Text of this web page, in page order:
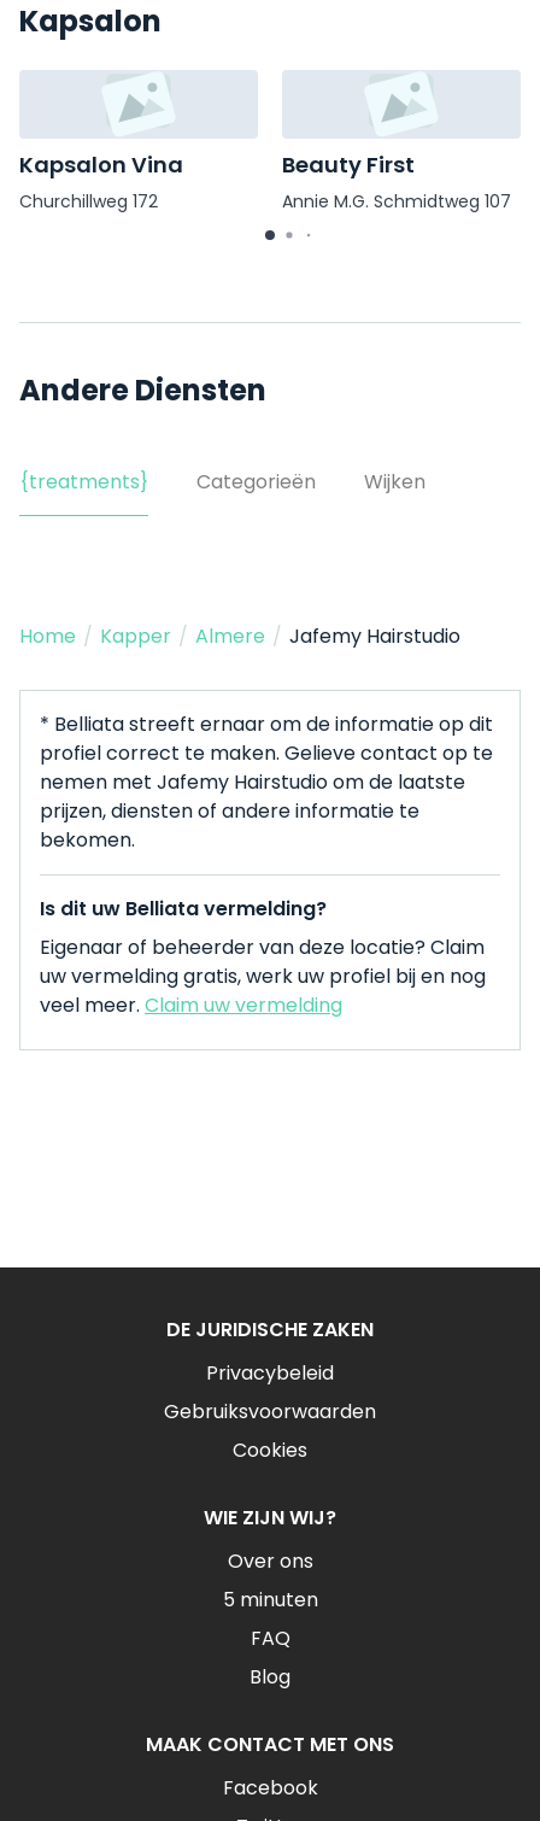
Kapsalon
Kapsalon Vina
Churchillweg 172
Beauty First
Annie M.G. Schmidtweg 107
Andere Diensten
{treatments} Categorieën Wijken
Home / Kapper / Almere / Jafemy Hairstudio
* Belliata streeft ernaar om de informatie op dit
profiel correct te maken. Gelieve contact op te
nemen met Jafemy Hairstudio om de laatste
prijzen, diensten of andere informatie te
bekomen.
Is dit uw Belliata vermelding?
Eigenaar of beheerder van deze locatie? Claim
uw vermelding gratis, werk uw profiel bij en nog
veel meer. Claim uw vermelding
DE JURIDISCHE ZAKEN
Privacybeleid
Gebruiksvoorwaarden
Cookies
WIE ZIJN WIJ?
Over ons
5 minuten
FAQ
Blog
MAAK CONTACT MET ONS
Facebook